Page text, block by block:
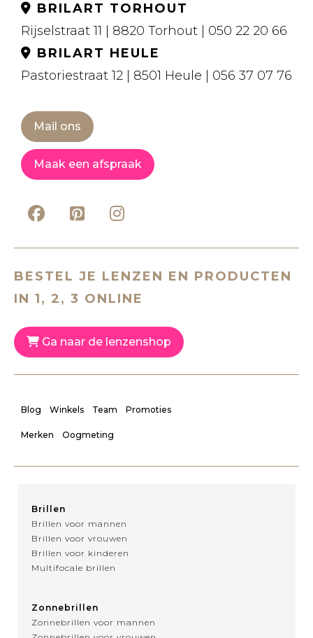
BRILART TORHOUT
Rijselstraat 11 | 8820 Torhout | 050 22 20 66
BRILART HEULE
Pastoriestraat 12 | 8501 Heule | 056 37 07 76
Mail ons
Maak een afspraak
BESTEL JE LENZEN EN PRODUCTEN
IN 1, 2, 3 ONLINE
Ga naar de lenzenshop
Blog Winkels Team Promoties
Merken Oogmeting
Brillen
Brillen voor mannen
Brillen voor vrouwen
Brillen voor kinderen
Multifocale brillen
Zonnebrillen
Zonnebrillen voor mannen